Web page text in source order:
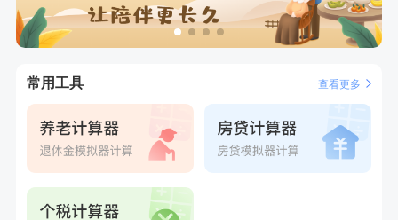
6分钟前
黎**
购买了厨房家用多功能不锈钢刀具六件套装
成功预约了白领女士体检套餐
7分钟前
购买了时尚羽毛球套装ES-YM601
刚刚
购买了美的体重秤 MO-CW5 白色
常用工具 查看更多